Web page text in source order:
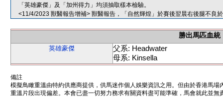
「英雄豪傑」及「加州得力」均須抽取樣本檢驗。
<11/4/2023 獸醫報告增補> 獸醫報告，「自然輝煌」於賽後翌晨右後腿不良
勝出馬匹血統
英雄豪傑
父系: Headwater
母系: Kinsella
備註
模擬鳥瞰重溫由特約供應商提供，供馬迷作個人娛樂資訊之用。但由於香港馬
重溫片段出現偏差。本會已盡一切努力務求有關資料盡可能準確，馬會就此並